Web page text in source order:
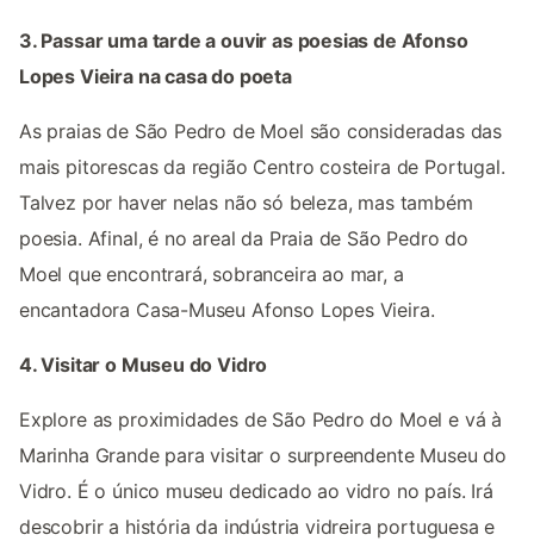
3. Passar uma tarde a ouvir as poesias de Afonso
Lopes Vieira na casa do poeta
As praias de São Pedro de Moel são consideradas das
mais pitorescas da região Centro costeira de Portugal.
Talvez por haver nelas não só beleza, mas também
poesia. Afinal, é no areal da Praia de São Pedro do
Moel que encontrará, sobranceira ao mar, a
encantadora Casa-Museu Afonso Lopes Vieira.
4. Visitar o Museu do Vidro
Explore as proximidades de São Pedro do Moel e vá à
Marinha Grande para visitar o surpreendente Museu do
Vidro. É o único museu dedicado ao vidro no país. Irá
descobrir a história da indústria vidreira portuguesa e